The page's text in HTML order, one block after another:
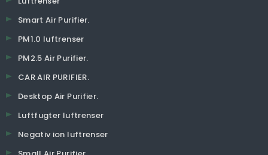
Smart Air Purifier.
PM1.0 luftrenser
PM2.5 Air Purifier.
CAR AIR PURIFIER.
Desktop Air Purifier.
Luftfugter luftrenser
Negativ ion luftrenser